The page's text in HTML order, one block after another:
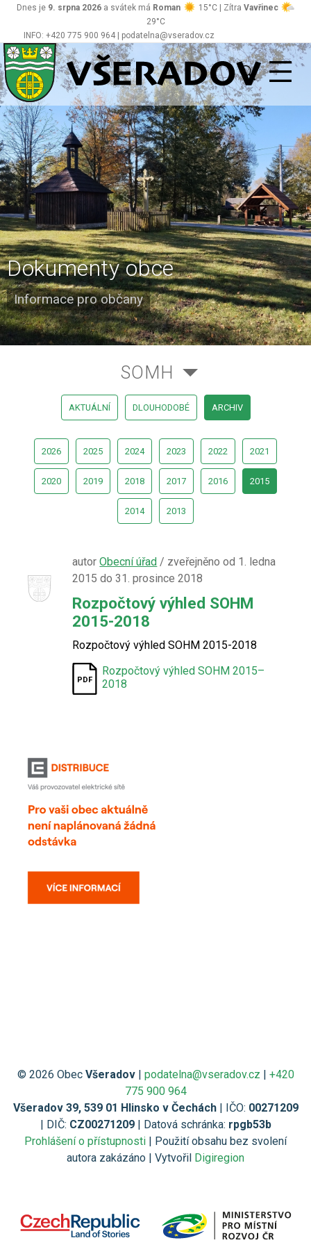
INFO: +420 775 900 964 | podatelna@vseradov.cz
Dnes je 9. srpna 2026 a svátek má Roman 15°C | Zítra Vavřinec
29°C
Všeradov
Dokumenty obce
Informace pro občany
SOMH
AKTUÁLNÍ DLOUHODOBÉ ARCHIV
2026 2025 2024 2023 2022 2021
2020 2019 2018 2017 2016 2015
2014 2013
autorObecní úřad / zveřejněno od 1. ledna
2015 do 31. prosince 2018
Rozpočtový výhled SOHM
2015-2018
Rozpočtový výhled SOHM 2015-2018
Rozpočtový výhled SOHM 2015–
2018
© 2026 Obec Všeradov| podatelna@vseradov.cz | +420
775 900 964
Všeradov 39, 539 01 Hlinsko v Čechách| IČO: 00271209
| DIČ: CZ00271209| Datová schránka: rpgb53b
Prohlášení o přístupnosti | Použití obsahu bez svolení
autora zakázáno | Vytvořil Digiregion